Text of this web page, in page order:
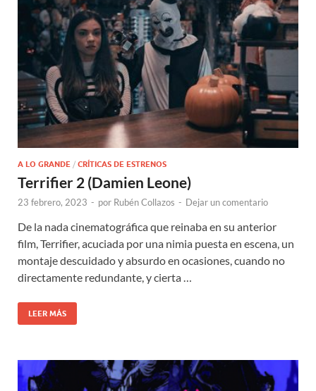
A LO GRANDE / CRÍTICAS DE ESTRENOS
Terrifier 2 (Damien Leone)
23 febrero, 2023 - por Rubén Collazos - Dejar un comentario
De la nada cinematográfica que reinaba en su anterior
film, Terrifier, acuciada por una nimia puesta en escena, un
montaje descuidado y absurdo en ocasiones, cuando no
directamente redundante, y cierta …
LEER MÁS